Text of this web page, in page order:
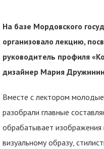
На базе Мордовского
организовало лекцию,
руководитель профиля
дизайнер Мария
Вместе с лектором
разобрали главные
обрабатывает изображения
визуальному образу,